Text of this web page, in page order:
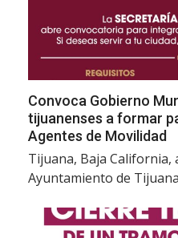
Convoca Gobierno
tijuanenses a formar
Agentes de Movilidad
Tijuana, Baja California,
Ayuntamiento de